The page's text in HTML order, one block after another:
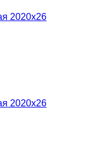
2020х26
2020х26